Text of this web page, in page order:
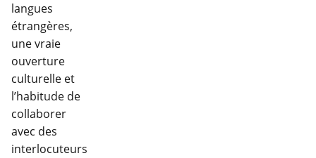
langues
étrangères,
une vraie
ouverture
culturelle et
l’habitude de
collaborer
avec des
interlocuteurs